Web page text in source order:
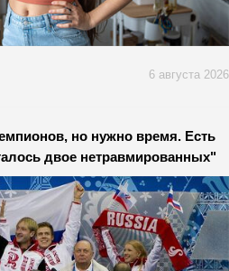
6 августа 2026
но нужно время. Есть
двое нетравмированных"